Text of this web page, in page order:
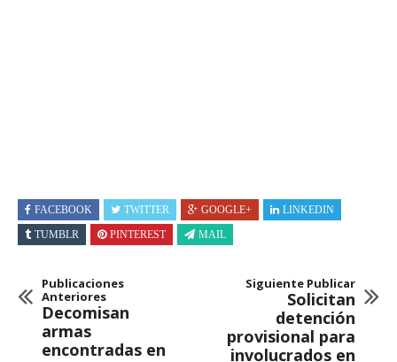
FACEBOOK TWITTER GOOGLE+
LINKEDIN
TUMBLR
PINTEREST MAIL
Publicaciones
Anteriores
Decomisan
armas
encontradas en
Siguiente Publicar
Solicitan
detención
provisional para
involucrados en